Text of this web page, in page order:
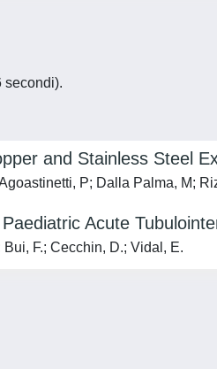
secondi).
and Stainless Steel
P; Dalla Palma, M;
Acute
F.; Cecchin, D.; Vidal, E.